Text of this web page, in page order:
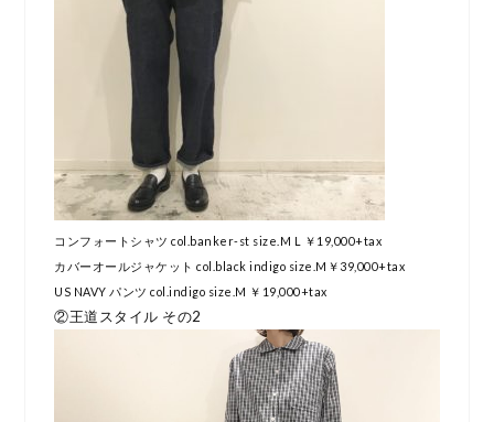
コンフォートシャツ col.banker-st size.M L ￥19,000+tax
カバーオールジャケット col.black indigo size.M￥39,000+tax
US NAVY パンツ col.indigo size.M ￥19,000+tax
②王道スタイル その2